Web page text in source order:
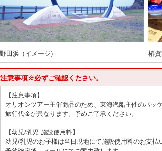
野田浜（イメージ） 椿資
注意事項※必ずご確認ください。
【注意事項】
オリオンツアー主催商品のため、東海汽船主催のパッ
旅行代金が異なります。予めご了承ください。
【幼児/乳児 施設使用料】
幼児/乳児のお子様は当日現地にて施設使用料のお支払